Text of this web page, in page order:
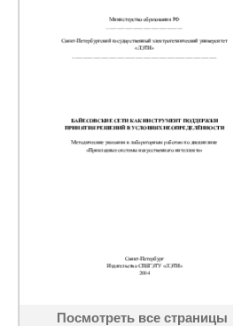
Посмотреть все страницы